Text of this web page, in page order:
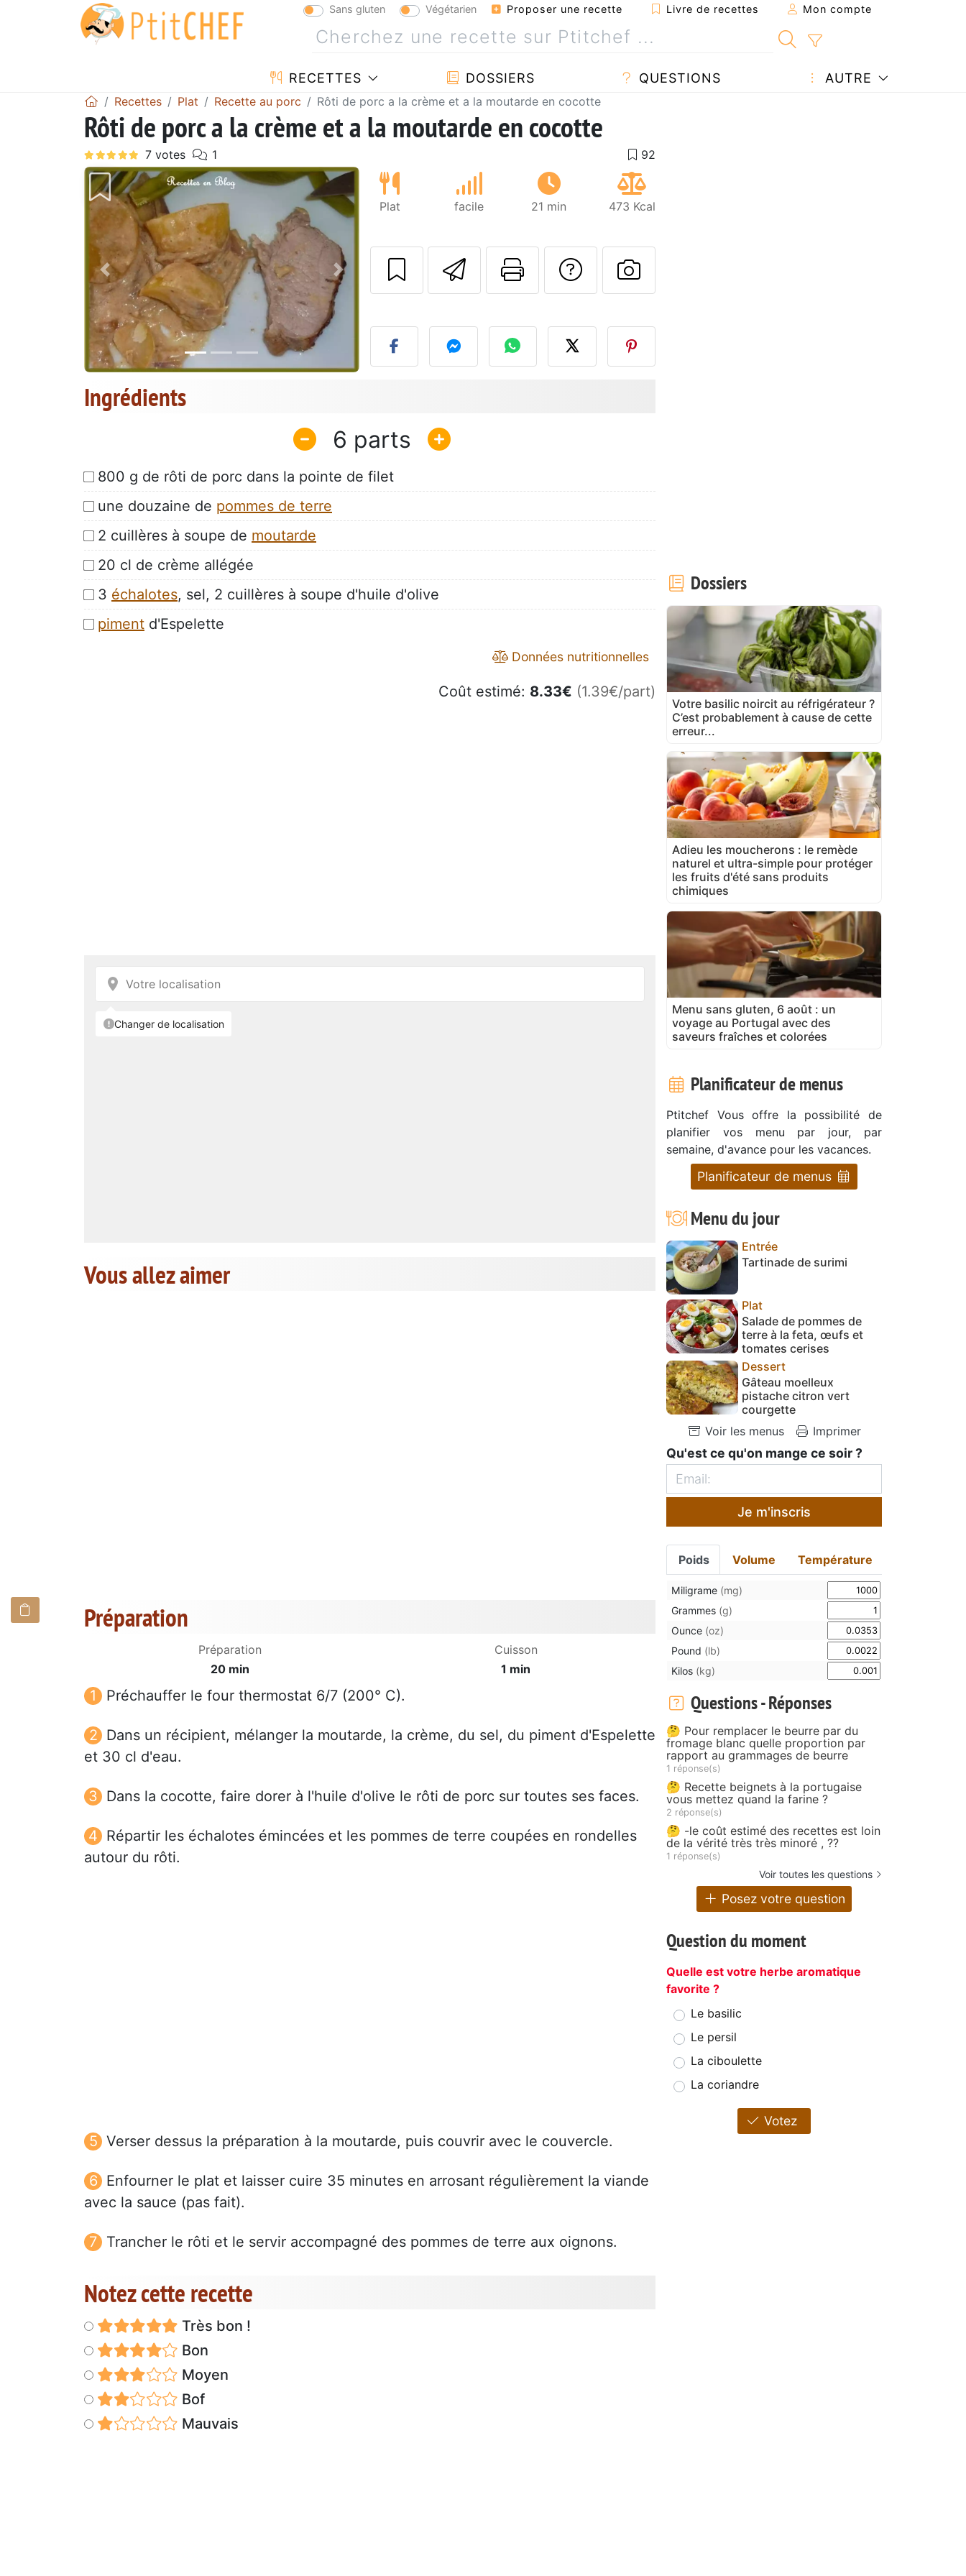
Sans gluten Végétarien Proposer une recette Livre de recettes Mon compte
RECETTES DOSSIERS QUESTIONS AUTRE
Recettes Plat Recette au porc Rôti de porc a la crème et a la moutarde en cocotte
Rôti de porc a la crème et a la moutarde en cocotte
Précédent Suivant
Plat facile 21 min 473 Kcal
Envoyer cette recette à un ami
Imprimer cette page
Poser une question à l'auteur
Publier votre photo de cette
Ingrédients
6
800 g de rôti de porc dans la pointe de filet
une douzaine de pommes de terre
2 cuillères à soupe de moutarde
20 cl de crème allégée
3 échalotes, sel, 2 cuillères à soupe d'huile d'olive
piment d'Espelette
Données nutritionnelles
Coût estimé: 8.33€ (1.39€/part)
Vous allez aimer
Préparation
Préparation
20 min
Cuisson
1 min
Préchauffer le four thermostat 6/7 (200° C).
Dans un récipient, mélanger la moutarde, la crème, du sel, du piment d'Espelette
et 30 cl d'eau.
Dans la cocotte, faire dorer à l'huile d'olive le rôti de porc sur toutes ses faces.
Répartir les échalotes émincées et les pommes de terre coupées en rondelles
autour du rôti.
Verser dessus la préparation à la moutarde, puis couvrir avec le couvercle.
Enfourner le plat et laisser cuire 35 minutes en arrosant régulièrement la viande
avec la sauce (pas fait).
Trancher le rôti et le servir accompagné des pommes de terre aux oignons.
Notez cette recette
Très bon !
Bon
Moyen
Bof
Mauvais
Dossiers
Votre basilic noircit au réfrigérateur ?
C’est probablement à cause de cette
erreur...
Adieu les moucherons : le remède
naturel et ultra-simple pour protéger
les fruits d'été sans produits
chimiques
Menu sans gluten, 6 août : un
voyage au Portugal avec des
saveurs fraîches et colorées
Planificateur de menus
Ptitchef Vous offre la possibilité de
planifier vos menu par jour, par
semaine, d'avance pour les vacances.
Planificateur de menus
Menu du jour
Entrée
Tartinade de surimi
Plat
Salade de pommes de
terre à la feta, œufs et
tomates cerises
Dessert
Gâteau moelleux
pistache citron vert
courgette
Voir les menus
Imprimer
Qu'est ce qu'on mange ce soir ?
Je m'inscris
Poids Volume Température
Miligrame (mg)
Grammes (g)
Ounce (oz)
Pound (lb)
Kilos (kg)
Questions - Réponses
🤔 Pour remplacer le beurre par du
fromage blanc quelle proportion par
rapport au grammages de beurre
1 réponse(s)
🤔 Recette beignets à la portugaise
vous mettez quand la farine ?
2 réponse(s)
🤔 -le coût estimé des recettes est loin
de la vérité très très minoré , ??
1 réponse(s)
Voir toutes les questions
Posez votre question
Question du moment
Quelle est votre herbe aromatique
favorite ?
Le basilic
Le persil
La ciboulette
La coriandre
Votez